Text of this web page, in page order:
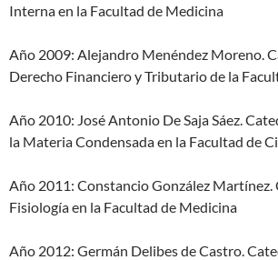
Interna en la Facultad de Medicina
Año 2009: Alejandro Menéndez Moreno.
Derecho Financiero y Tributario de la
Año 2010: José Antonio De Saja Sáez.
la Materia Condensada en la Facultad de
Año 2011: Constancio González Martínez.
Fisiología en la Facultad de Medicina
Año 2012: Germán Delibes de Castro.